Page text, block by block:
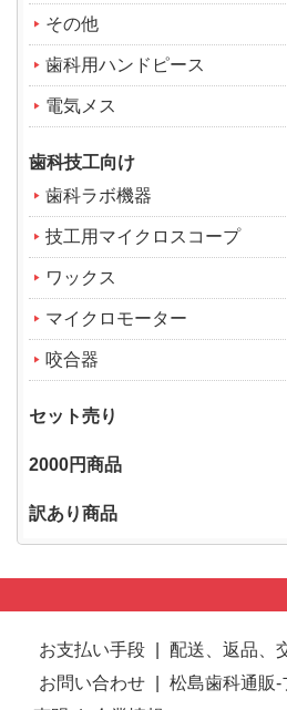
その他
歯科用ハンドピース
電気メス
歯科技工向け
歯科ラボ機器
技工用マイクロスコープ
ワックス
マイクロモーター
咬合器
セット売り
2000円商品
訳あり商品
お支払い手段 配送、返品、
お問い合わせ
松島歯科通販-